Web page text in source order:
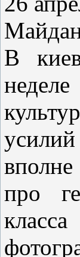
В
про